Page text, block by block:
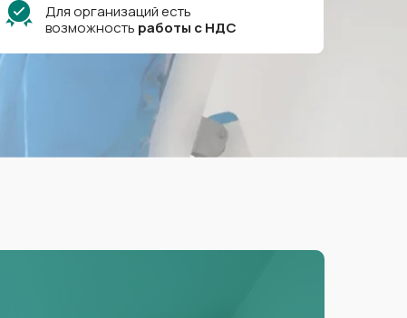
Для организаций есть
возможность работы сНДС